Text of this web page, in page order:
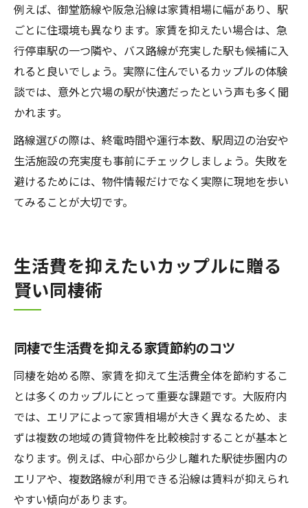
例えば、御堂筋線や阪急沿線は家賃相場に幅があり、駅
ごとに住環境も異なります。家賃を抑えたい場合は、急
行停車駅の一つ隣や、バス路線が充実した駅も候補に入
れると良いでしょう。実際に住んでいるカップルの体験
談では、意外と穴場の駅が快適だったという声も多く聞
かれます。
路線選びの際は、終電時間や運行本数、駅周辺の治安や
生活施設の充実度も事前にチェックしましょう。失敗を
避けるためには、物件情報だけでなく実際に現地を歩い
てみることが大切です。
生活費を抑えたいカップルに贈る
賢い同棲術
同棲で生活費を抑える家賃節約のコツ
同棲を始める際、家賃を抑えて生活費全体を節約するこ
とは多くのカップルにとって重要な課題です。大阪府内
では、エリアによって家賃相場が大きく異なるため、ま
ずは複数の地域の賃貸物件を比較検討することが基本と
なります。例えば、中心部から少し離れた駅徒歩圏内の
エリアや、複数路線が利用できる沿線は賃料が抑えられ
やすい傾向があります。